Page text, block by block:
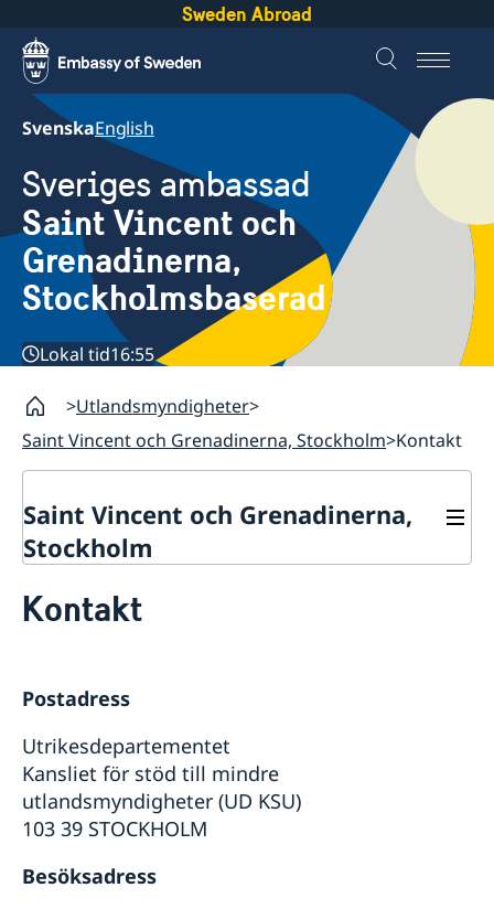
Sweden Abroad
SvenskaEnglish
Sveriges ambassad
Saint Vincent och
Grenadinerna,
Stockholmsbaserad
Lokal tid16:55
Utlandsmyndigheter
Saint Vincent och Grenadinerna, Stockholm Kontakt
Saint Vincent och Grenadinerna,
Stockholm
Om oss
Team Sweden
Så kan du få stöd
Svenska företag i Saint Vincent och Grenadinerna
Anmäl handelshinder
Kontakt
Postadress
Utrikesdepartementet
Kansliet för stöd till mindre
utlandsmyndigheter (UD KSU)
103 39 STOCKHOLM
Besöksadress